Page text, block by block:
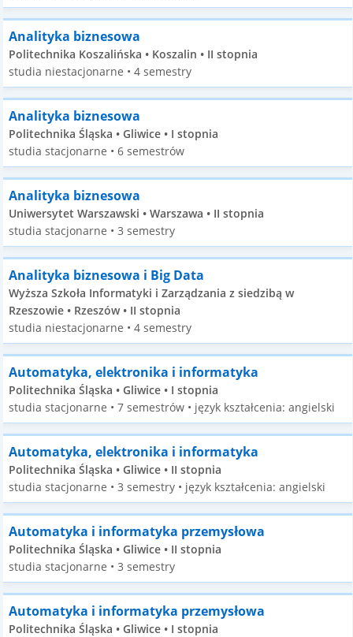
Analityka biznesowa
Politechnika Koszalińska • Koszalin • II stopnia
studia niestacjonarne • 4 semestry
Analityka biznesowa
Politechnika Śląska • Gliwice • I stopnia
studia stacjonarne • 6 semestrów
Analityka biznesowa
Uniwersytet Warszawski • Warszawa • II stopnia
studia stacjonarne • 3 semestry
Analityka biznesowa i Big Data
Wyższa Szkoła Informatyki i Zarządzania z siedzibą w
Rzeszowie • Rzeszów • II stopnia
studia niestacjonarne • 4 semestry
Automatyka, elektronika i informatyka
Politechnika Śląska • Gliwice • I stopnia
studia stacjonarne • 7 semestrów • język kształcenia: angielski
Automatyka, elektronika i informatyka
Politechnika Śląska • Gliwice • II stopnia
studia stacjonarne • 3 semestry • język kształcenia: angielski
Automatyka i informatyka przemysłowa
Politechnika Śląska • Gliwice • II stopnia
studia stacjonarne • 3 semestry
Automatyka i informatyka przemysłowa
Politechnika Śląska • Gliwice • I stopnia